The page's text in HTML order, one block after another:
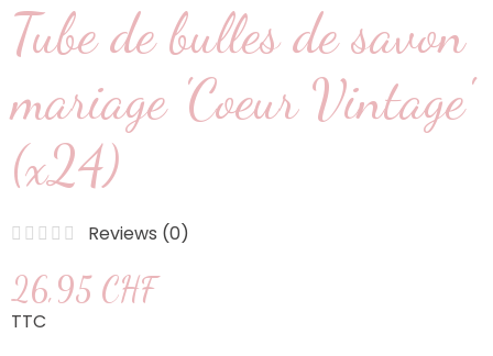
Tube de bulles de savon
mariage 'Coeur Vintage'
(x24)
Reviews (0)
26,95 CHF
TTC